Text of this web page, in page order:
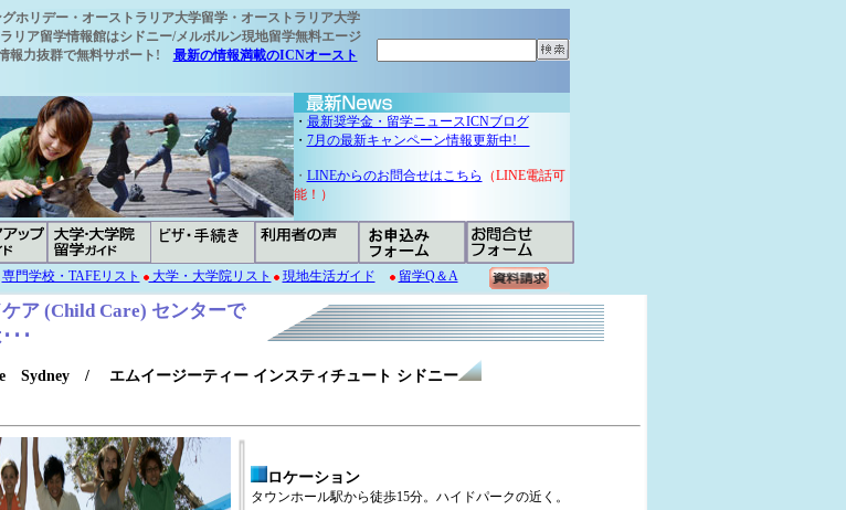
ホリデー・オーストラリア大学留学・オーストラリア大学
リア留学情報館はシドニー/メルボルン現地留学無料エージ
報力抜群で無料サポート! 最新の情報満載のICNオースト
・ 最新奨学金・留学ニュースICNブログ
・ 7月の最新キャンペーン情報更新中!
・ LINEからのお問合せはこちら
（LINE電話可
能！）
専門学校・TAFEリスト 大学・大学院リスト 現地生活ガイド 留学Q＆A
ア (Child Care) センターで
･･
Sydney / エムイージーティー インスティチュート シドニー
ロケーション
タウンホール駅から徒歩15分。ハイドパークの近く。